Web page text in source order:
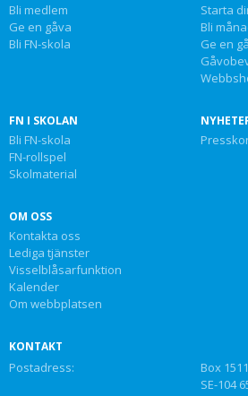
Bli medlem
Ge en gåva
Bli FN-skola
Starta
Bli
Ge en
FN I SKOLAN
Bli FN-skola
FN-rollspel
Skolmaterial
OM OSS
Kontakta oss
Lediga tjänster
Visselblåsarfunktion
Kalender
Om webbplatsen
KONTAKT
Postadress:
Box
SE-104